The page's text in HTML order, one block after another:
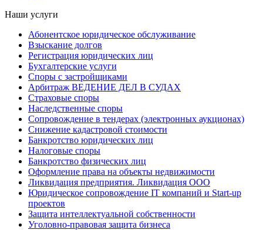
Наши услуги
Абонентское юридическое обслуживание
Взыскание долгов
Регистрация юридических лиц
Бухгалтерские услуги
Споры с застройщиками
Арбитраж ВЕДЕНИЕ ДЕЛ В СУДАХ
Страховые споры
Наследственные споры
Сопровождение в тендерах (электронных аукционах)
Снижение кадастровой стоимости
Банкротство юридических лиц
Налоговые споры
Банкротство физических лиц
Оформление права на объекты недвижимости
Ликвидация предприятия. Ликвидация ООО
Юридическое сопровождение IT компаний и Start-up
проектов
Защита интеллектуальной собственности
Уголовно-правовая защита бизнеса